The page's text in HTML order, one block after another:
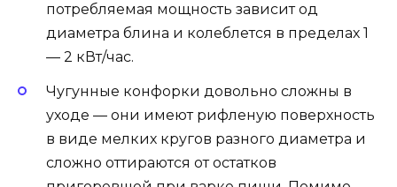
потребляемая мощность зависит од
диаметра блина и колеблется в пределах 1
— 2 кВт/час.
Чугунные конфорки довольно сложны в
уходе — они имеют рифленую поверхность
в виде мелких кругов разного диаметра и
сложно оттираются от остатков